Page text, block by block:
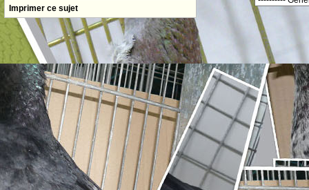
Imprimer ce sujet